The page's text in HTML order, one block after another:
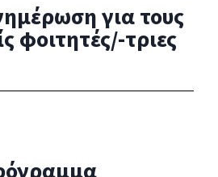
για τους
φοιτητές/-τριες